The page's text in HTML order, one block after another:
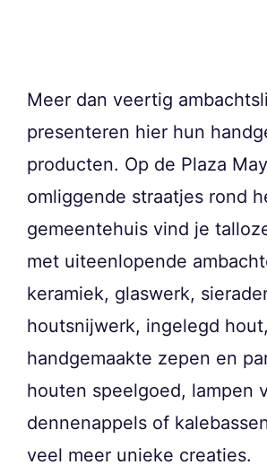
Meer dan veertig
presenteren hier hun
producten. Op de Plaza
omliggende straatjes rond
gemeentehuis vind je
met uiteenlopende
keramiek, glaswerk,
houtsnijwerk, ingelegd hout,
handgemaakte zepen en
houten speelgoed, lampen
dennenappels of
veel meer unieke creaties.